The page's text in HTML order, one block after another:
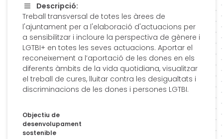
Descripció:
Treball transversal de totes les àrees de
l'ajuntament per a l'elaboració d'actuacions per
a sensibilitzar i incloure la perspectiva de gènere i
LGTBI+ en totes les seves actuacions. Aportar el
reconeixement a l’aportació de les dones en els
diferents àmbits de la vida quotidiana, visualitzar
el treball de cures, lluitar contra les desigualtats i
discriminacions de les dones i persones LGTBI.
Objectiu de
desenvolupament
sostenible